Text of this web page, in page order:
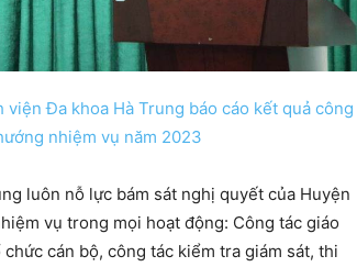
Đa khoa Hà Trung báo cáo kết quả công
nhiệm vụ năm 2023
luôn nỗ lực bám sát nghị quyết của Huyện
vụ trong mọi hoạt động: Công tác giáo
cán bộ, công tác kiểm tra giám sát, thi